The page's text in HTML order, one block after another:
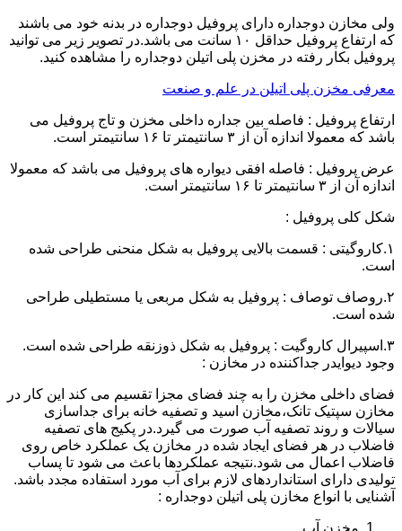
ولی مخازن دوجداره دارای پروفیل دوجداره در بدنه خود می باشند
که ارتفاع پروفیل حداقل ۱۰ سانت می باشد.در تصویر زیر می توانید
پروفیل بکار رفته در مخزن پلی اتیلن دوجداره را مشاهده کنید.
معرفی مخزن پلی اتیلن در علم و صنعت
ارتفاع پروفیل : فاصله بین جداره داخلی مخزن و تاج پروفیل می
باشد که معمولا اندازه آن از ۳ سانتیمتر تا ۱۶ سانتیمتر است.
عرض پروفیل : فاصله افقی دیواره های پروفیل می باشد که معمولا
اندازه آن از ۳ سانتیمتر تا ۱۶ سانتیمتر است.
شکل کلی پروفیل :
۱.کاروگیتی : قسمت بالایی پروفیل به شکل منحنی طراحی شده
است.
۲.روصاف توصاف : پروفیل به شکل مربعی یا مستطیلی طراحی
شده است.
۳.اسپیرال کاروگیت : پروفیل به شکل ذوزنقه طراحی شده است.
وجود دیوایدر جداکننده در مخازن :
فضای داخلی مخزن را به چند فضای مجزا تقسیم می کند این کار در
مخازن سپتیک تانک،مخازن اسید و تصفیه خانه برای جداسازی
سیالات و روند تصفیه آب صورت می گیرد.در پکیج های تصفیه
فاضلاب در هر فضای ایجاد شده در مخازن یک عملکرد خاص روی
فاضلاب اعمال می شود.نتیجه عملکردها باعث می شود تا پساب
تولیدی دارای استانداردهای لازم برای آب مورد استفاده مجدد باشد.
آشنایی با انواع مخازن پلی اتیلن دوجداره :
مخزن آب